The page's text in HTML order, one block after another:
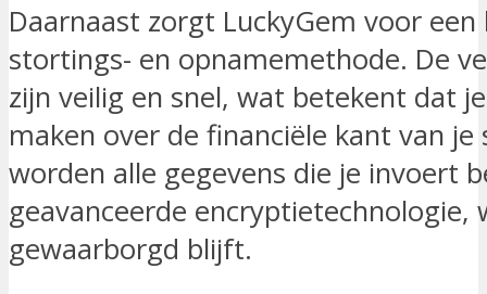
Daarnaast zorgt LuckyGem voor
stortings- en opnamemethode. De
zijn veilig en snel, wat betekent dat
maken over de financiële kant van
worden alle gegevens die je invoert
geavanceerde encryptietechnologie,
gewaarborgd blijft.